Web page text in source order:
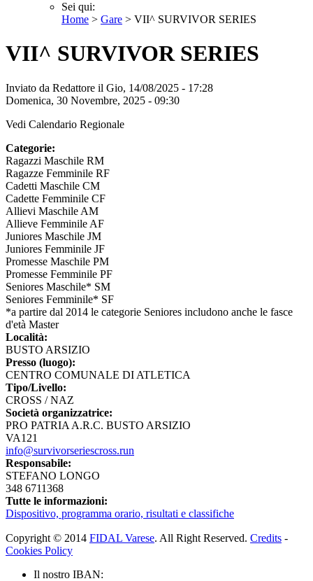
Sei qui
Sei qui:
Home > Gare > VII^ SURVIVOR SERIES
VII^ SURVIVOR SERIES
Inviato da Redattore il Gio, 14/08/2025 - 17:28
Domenica, 30 Novembre, 2025 - 09:30
Vedi Calendario Regionale
Categorie:
Ragazzi Maschile RM
Ragazze Femminile RF
Cadetti Maschile CM
Cadette Femminile CF
Allievi Maschile AM
Allieve Femminile AF
Juniores Maschile JM
Juniores Femminile JF
Promesse Maschile PM
Promesse Femminile PF
Seniores Maschile* SM
Seniores Femminile* SF
*a partire dal 2014 le categorie Seniores includono anche le fasce
d'età Master
Località:
BUSTO ARSIZIO
Presso (luogo):
CENTRO COMUNALE DI ATLETICA
Tipo/Livello:
CROSS / NAZ
Società organizzatrice:
PRO PATRIA A.R.C. BUSTO ARSIZIO
VA121
info@survivorseriescross.run
Responsabile:
STEFANO LONGO
348 6711368
Tutte le informazioni:
Dispositivo, programma orario, risultati e classifiche
Copyright © 2014 FIDAL Varese. All Right Reserved. Credits -
Cookies Policy
Il nostro IBAN: